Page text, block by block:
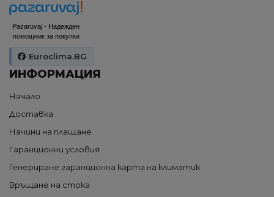
Pazaruvaj - Надежден
помощник за покупки
Euroclima.BG
ИНФОРМАЦИЯ
Начало
Доставка
Начини на плащане
Гаранционни условия
Генериране гаранционна карта на климатик
Връщане на стока